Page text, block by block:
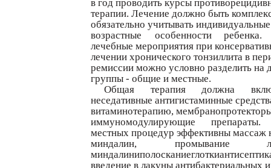
в год проводить курсы
терапии. Лечение должно быть
обязательно учитывать
возрастные
особенности
ребенка.
лечебные мероприятия при
лечении хронического тонзиллита в
ремиссии можно условно разделить на
группы - общие и местные.
Общая
терапия должна
неседативные антигистаминные
витаминотерапию,
иммуномодулирующие
препараты.
местных процедур эффективны массаж
миндалин,
промывание
введение в лакуны антибактериальных и